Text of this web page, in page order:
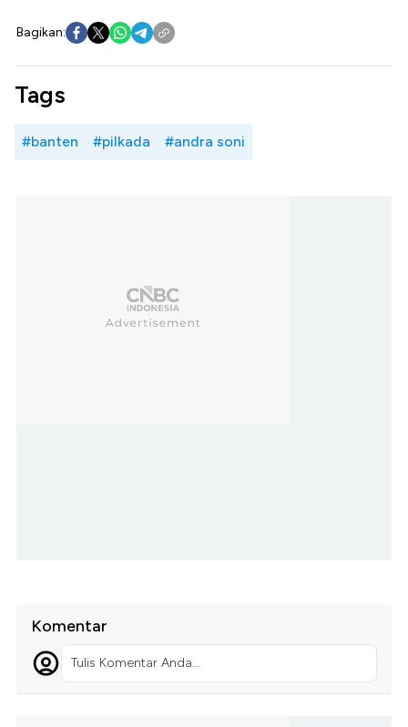
Bagikan:
Tags
#banten #pilkada #andra soni
Komentar
Tulis Komentar Anda...